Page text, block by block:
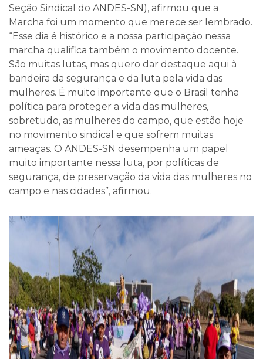
Seção Sindical do ANDES-SN), afirmou que a
Marcha foi um momento que merece ser lembrado.
“Esse dia é histórico e a nossa participação nessa
marcha qualifica também o movimento docente.
São muitas lutas, mas quero dar destaque aqui à
bandeira da segurança e da luta pela vida das
mulheres. É muito importante que o Brasil tenha
política para proteger a vida das mulheres,
sobretudo, as mulheres do campo, que estão hoje
no movimento sindical e que sofrem muitas
ameaças. O ANDES-SN desempenha um papel
muito importante nessa luta, por políticas de
segurança, de preservação da vida das mulheres no
campo e nas cidades”, afirmou.